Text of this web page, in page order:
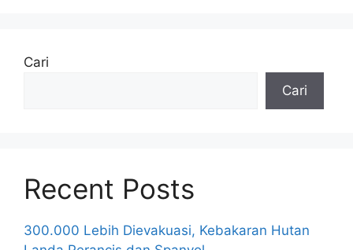
Cari
Cari
Recent Posts
300.000 Lebih Dievakuasi, Kebakaran Hutan